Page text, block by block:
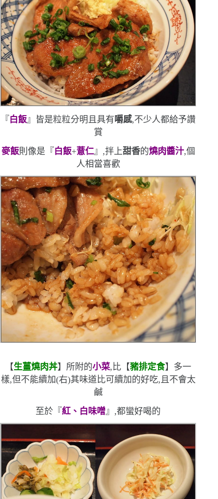
『 白飯』皆是粒粒分明且具有嚼感,不少人都給予讚
賞
麥飯則像是『 白飯+薏仁』,拌上甜香的燒肉醬汁,個
人相當喜歡
【生薑燒肉丼】所附的小菜,比【豬排定食】多一
樣,但不能續加(右)其味道比可續加的好吃,且不會太
鹹
至於『紅、白味噌 』,都蠻好喝的